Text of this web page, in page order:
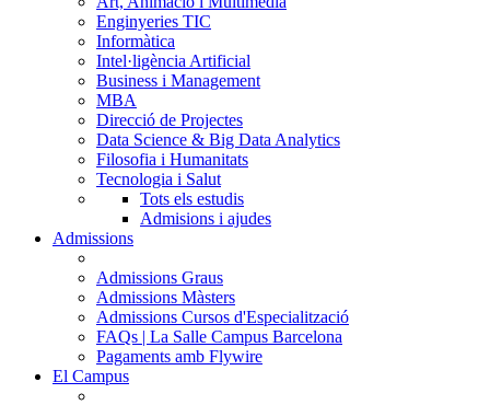
Enginyeries TIC
Informàtica
Intel·ligència Artificial
Business i Management
MBA
Direcció de Projectes
Data Science & Big Data Analytics
Filosofia i Humanitats
Tecnologia i Salut
Tots els estudis
Admisions i ajudes
Admissions
Admissions Graus
Admissions Màsters
Admissions Cursos d'Especialització
FAQs | La Salle Campus Barcelona
Pagaments amb Flywire
El Campus